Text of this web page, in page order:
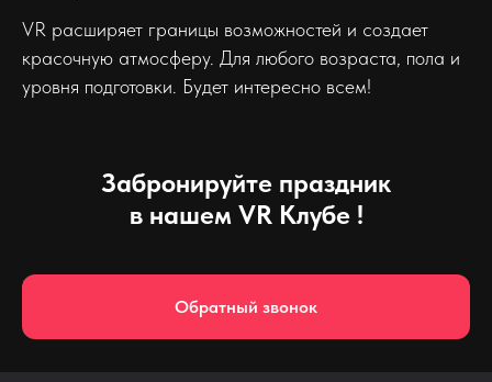
VR расширяет границы возможностей и создает
красочную атмосферу. Для любого возраста, пола и
уровня подготовки. Будет интересно всем!
Забронируйте праздник
в нашем VR Клубе !
Обратный звонок